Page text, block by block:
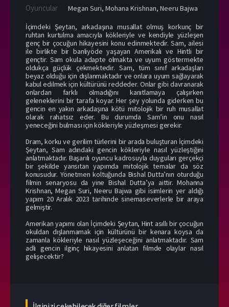
Oyuncular Megan Suri, Mohana Krishnan, Neeru Bajwa
İçimdeki Şeytan, arkadaşına musallat olmuş korkunç bir
ruhtan kurtulma amacıyla kökleriyle ve kendiyle yüzleşen
genç bir çocuğun hikayesini konu edinmektedir. Sam, ailesi
ile birlikte bir banliyöde yaşayan Amerikalı ve Hintli bir
gençtir. Sam okula adapte olmakta ve uyum göstermekte
oldukça güçlük çekmektedir. Sam, tüm sınıf arkadaşları
beyaz olduğu için dışlanmaktadır ve onlara uyum sağlayarak
kabul edilmek için kültürünü reddeder. Onlar gibi davranarak
onlardan farklı olmadığını kanıtlamaya çalışırken
geleneklerini bir tarafa koyar. Her şey yolunda giderken bu
gencin en yakın arkadaşına kötü mitolojik bir ruh musallat
olarak rahatsız eder. Bu durumda Sam’in onu nasıl
yeneceğini bulması için kökleriyle yüzleşmesi gerekir.
Dram, korku ve gerilim türlerini bir arada buluşturan İçimdeki
Şeytan, Sam adındaki gencin kökleriyle nasıl yüzleştiğini
anlatmaktadır. Başarılı oyuncu kadrosuyla duyguları gerçekçi
bir şekilde yansıtan yapımda mitolojik temalar da söz
konusudur. Yönetmen koltuğunda Bishal Dutta’nın oturduğu
filmin senaryosu da yine Bishal Dutta’ya aittir. Mohanna
Krishnan, Megan Suri, Neeru Bajwa gibi isimlerin yer aldığı
yapım 20 Aralık 2023 tarihinde sinemaseverlerle bir araya
gelmiştir.
Amerikan yapımı olan İçimdeki Şeytan, Hint asıllı bir çocuğun
okuldan dışlanmamak için kültürünü bir kenara koysa da
zamanla kökleriyle nasıl yüzleşeceğini anlatmaktadır. Sam
adlı gencin ilginç hikayesini anlatan filmde olaylar nasıl
gelişecektir?